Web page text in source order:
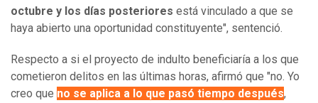
octubre y los días posteriores está vinculado a que se
haya abierto una oportunidad constituyente", sentenció.
Respecto a si el proyecto de indulto beneficiaría a los que
cometieron delitos en las últimas horas, afirmó que "no. Yo
creo que no se aplica a lo que pasó tiempo después,